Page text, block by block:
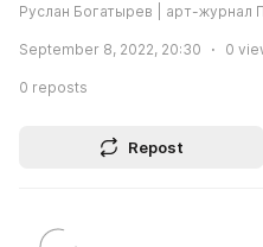
Руслан Богатырев | арт-журнал
September 8, 2022, 20:30 0
0 reposts
Repost